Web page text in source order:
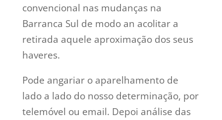
convencional nas mudanças na
Barranca Sul de modo an acolitar a
retirada aquele aproximação dos seus
haveres.
Pode angariar o aparelhamento de
lado a lado do nosso determinação, por
telemóvel ou email. Depoi análise das